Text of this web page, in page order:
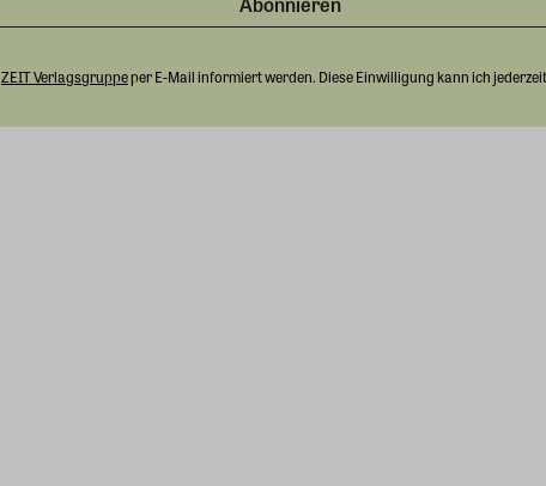
ZEIT Verlagsgruppeper E-Mail informiert werden. Diese Einwilligung kann ich